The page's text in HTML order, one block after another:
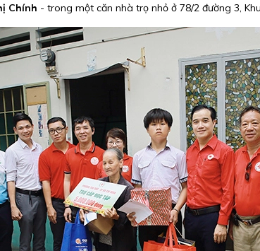
Chính - trong một căn nhà trọ nhỏ ở 78/2 đường 3,